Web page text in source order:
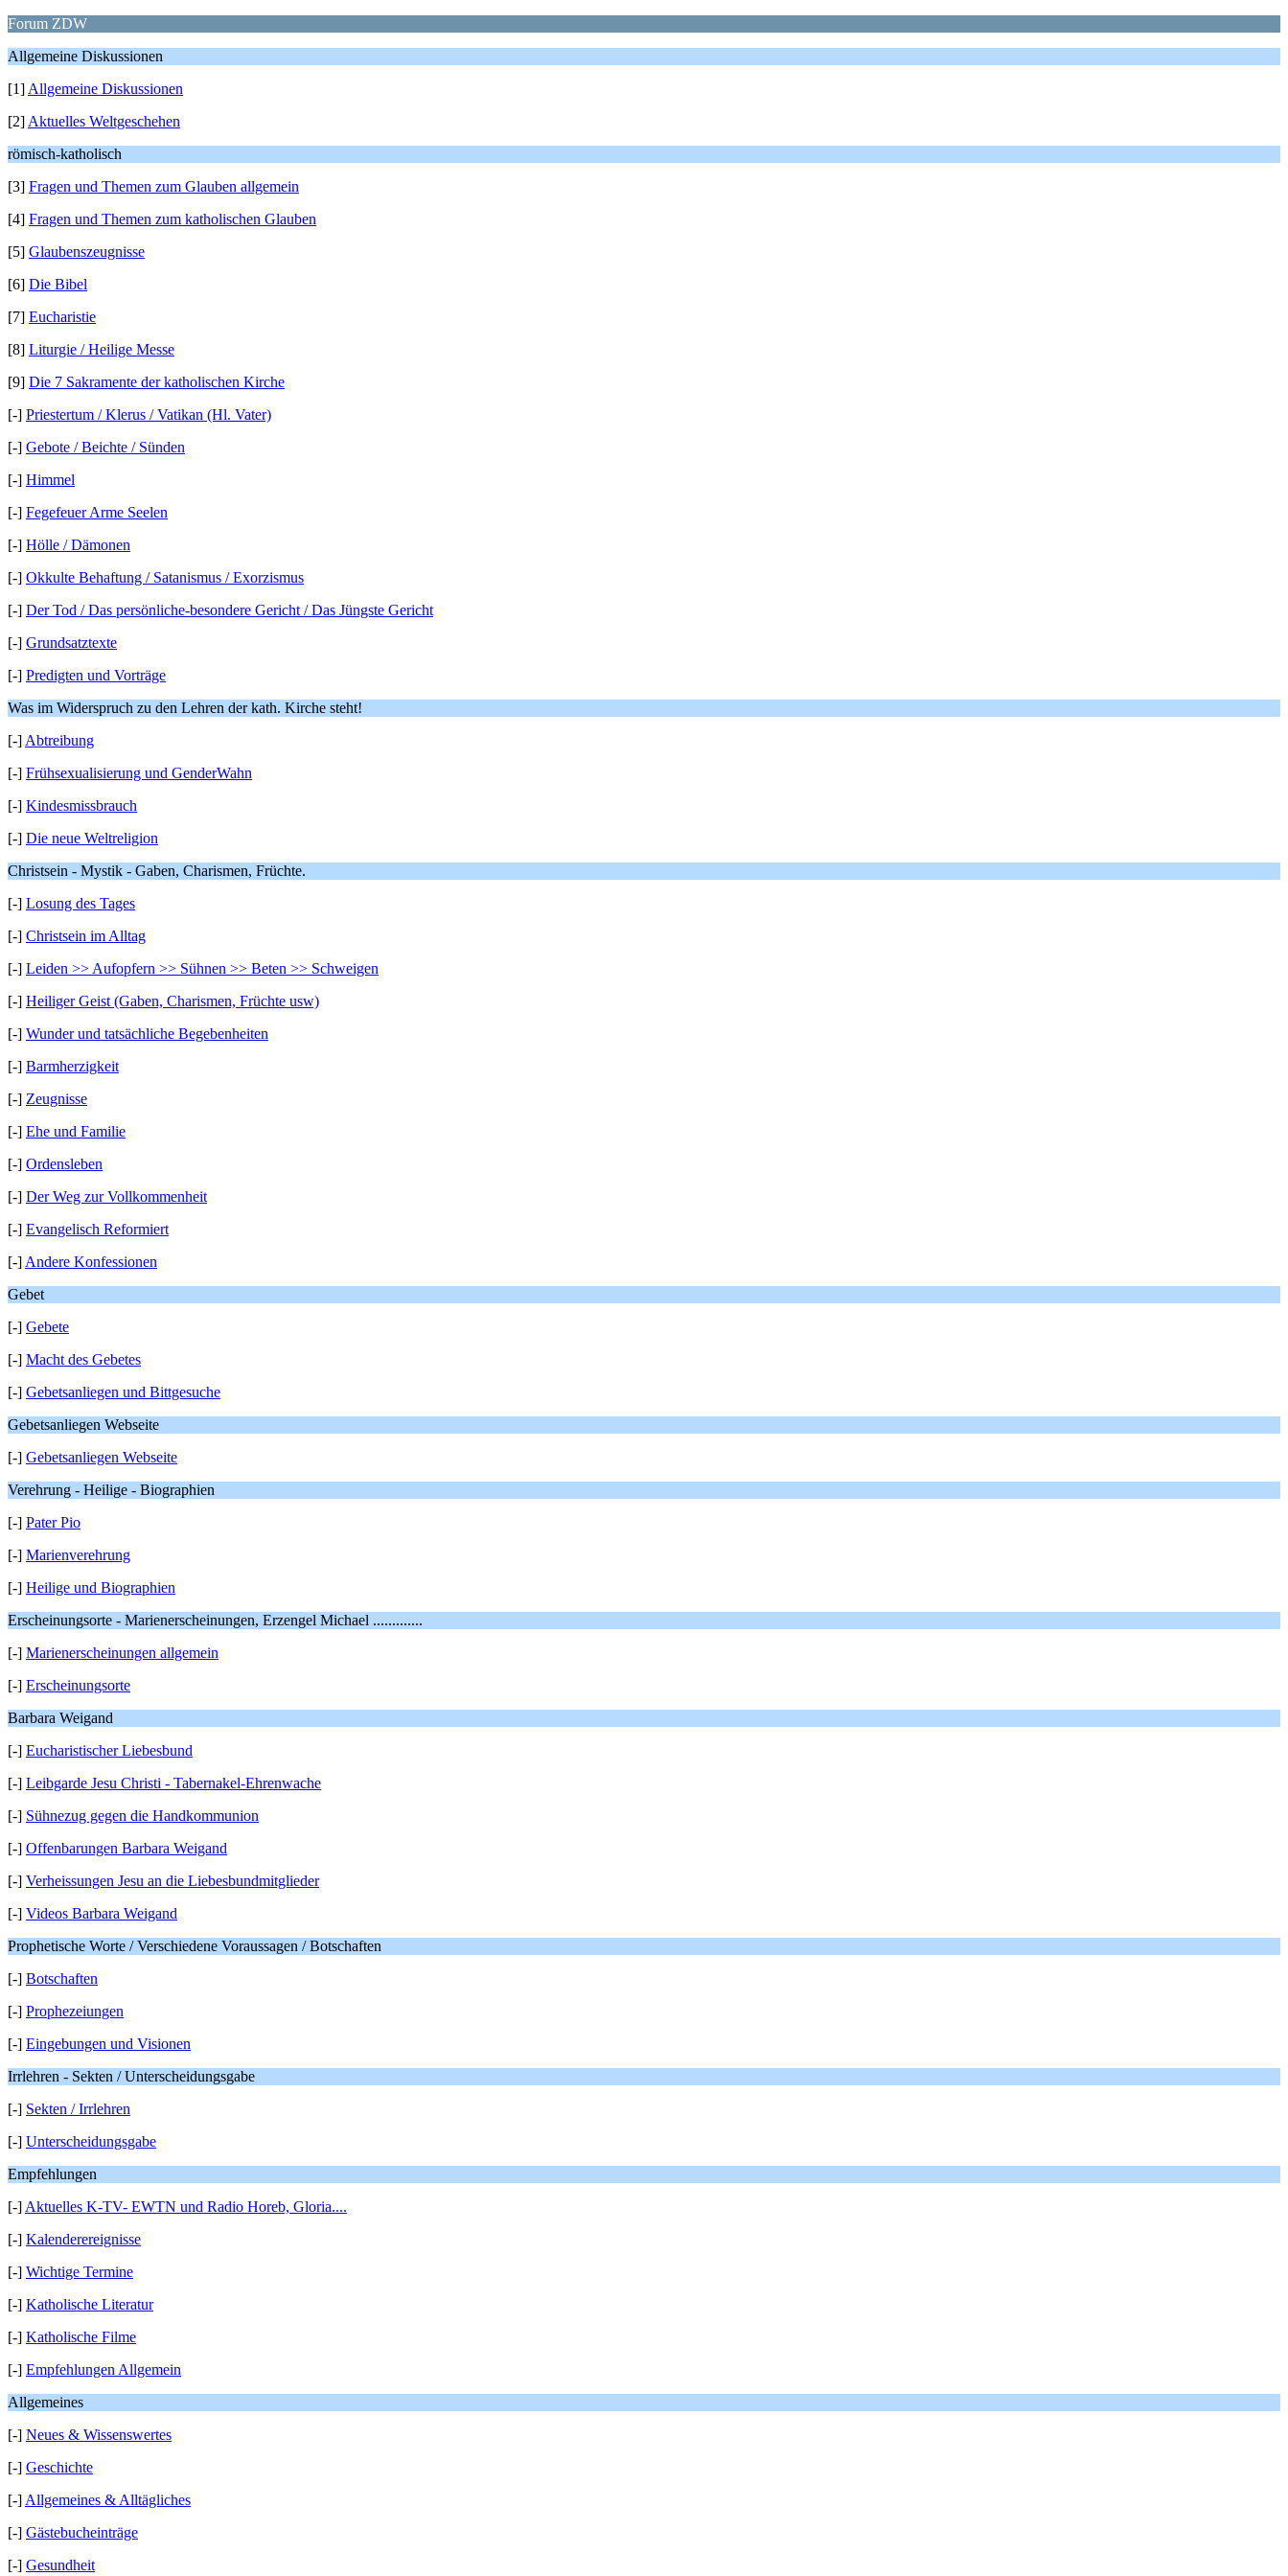
Forum ZDW
Allgemeine Diskussionen
[1] Allgemeine Diskussionen
[2] Aktuelles Weltgeschehen
römisch-katholisch
[3] Fragen und Themen zum Glauben allgemein
[4] Fragen und Themen zum katholischen Glauben
[5] Glaubenszeugnisse
[6] Die Bibel
[7] Eucharistie
[8] Liturgie / Heilige Messe
[9] Die 7 Sakramente der katholischen Kirche
[-] Priestertum / Klerus / Vatikan (Hl. Vater)
[-] Gebote / Beichte / Sünden
[-] Himmel
[-] Fegefeuer Arme Seelen
[-] Hölle / Dämonen
[-] Okkulte Behaftung / Satanismus / Exorzismus
[-] Der Tod / Das persönliche-besondere Gericht / Das Jüngste Gericht
[-] Grundsatztexte
[-] Predigten und Vorträge
Was im Widerspruch zu den Lehren der kath. Kirche steht!
[-] Abtreibung
[-] Frühsexualisierung und GenderWahn
[-] Kindesmissbrauch
[-] Die neue Weltreligion
Christsein - Mystik - Gaben, Charismen, Früchte.
[-] Losung des Tages
[-] Christsein im Alltag
[-] Leiden >> Aufopfern >> Sühnen >> Beten >> Schweigen
[-] Heiliger Geist (Gaben, Charismen, Früchte usw)
[-] Wunder und tatsächliche Begebenheiten
[-] Barmherzigkeit
[-] Zeugnisse
[-] Ehe und Familie
[-] Ordensleben
[-] Der Weg zur Vollkommenheit
[-] Evangelisch Reformiert
[-] Andere Konfessionen
Gebet
[-] Gebete
[-] Macht des Gebetes
[-] Gebetsanliegen und Bittgesuche
Gebetsanliegen Webseite
[-] Gebetsanliegen Webseite
Verehrung - Heilige - Biographien
[-] Pater Pio
[-] Marienverehrung
[-] Heilige und Biographien
Erscheinungsorte - Marienerscheinungen, Erzengel Michael .............
[-] Marienerscheinungen allgemein
[-] Erscheinungsorte
Barbara Weigand
[-] Eucharistischer Liebesbund
[-] Leibgarde Jesu Christi - Tabernakel-Ehrenwache
[-] Sühnezug gegen die Handkommunion
[-] Offenbarungen Barbara Weigand
[-] Verheissungen Jesu an die Liebesbundmitglieder
[-] Videos Barbara Weigand
Prophetische Worte / Verschiedene Voraussagen / Botschaften
[-] Botschaften
[-] Prophezeiungen
[-] Eingebungen und Visionen
Irrlehren - Sekten / Unterscheidungsgabe
[-] Sekten / Irrlehren
[-] Unterscheidungsgabe
Empfehlungen
[-] Aktuelles K-TV- EWTN und Radio Horeb, Gloria....
[-] Kalenderereignisse
[-] Wichtige Termine
[-] Katholische Literatur
[-] Katholische Filme
[-] Empfehlungen Allgemein
Allgemeines
[-] Neues & Wissenswertes
[-] Geschichte
[-] Allgemeines & Alltägliches
[-] Gästebucheinträge
[-] Gesundheit